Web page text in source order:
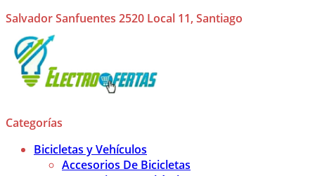
era:
$40.990.
es:
$31.900.
Salvador Sanfuentes 2520 Local 11, Santiago
Categorías
Bicicletas y Vehículos
Accesorios De Bicicletas